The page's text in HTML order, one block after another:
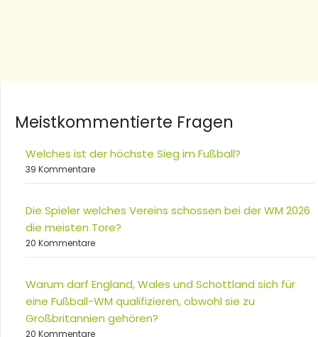
Meistkommentierte Fragen
Welches ist der höchste Sieg im Fußball?
39 Kommentare
Die Spieler welches Vereins schossen bei der WM 2026
die meisten Tore?
20 Kommentare
Warum darf England, Wales und Schottland sich für
eine Fußball-WM qualifizieren, obwohl sie zu
Großbritannien gehören?
20 Kommentare